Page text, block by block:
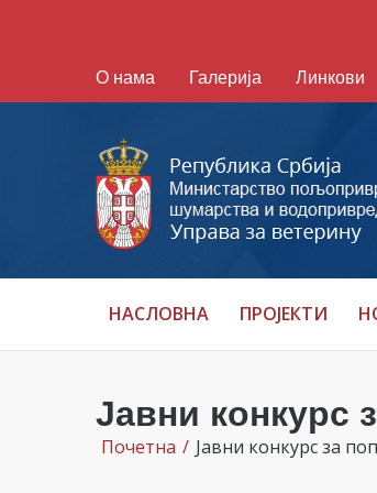
О нама Галерија Линкови
НАСЛОВНА ПРОЈЕКТИ
Јавни конкурс
Почетна / Јавни конкурс за